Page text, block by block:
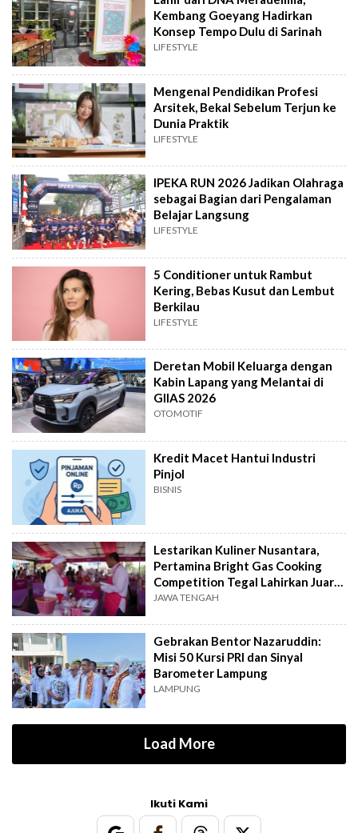
Kembang Goeyang Hadirkan
Konsep Tempo Dulu di Sarinah
LIFESTYLE
Mengenal Pendidikan Profesi
Arsitek, Bekal Sebelum Terjun ke
Dunia Praktik
LIFESTYLE
IPEKA RUN 2026 Jadikan Olahraga
sebagai Bagian dari Pengalaman
Belajar Langsung
LIFESTYLE
5 Conditioner untuk Rambut
Kering, Bebas Kusut dan Lembut
Berkilau
LIFESTYLE
Deretan Mobil Keluarga dengan
Kabin Lapang yang Melantai di
GIIAS 2026
OTOMOTIF
Kredit Macet Hantui Industri
Pinjol
BISNIS
Lestarikan Kuliner Nusantara,
Pertamina Bright Gas Cooking
Competition Tegal Lahirkan Juara
Baru
JAWA TENGAH
Gebrakan Bentor Nazaruddin:
Misi 50 Kursi PRI dan Sinyal
Barometer Lampung
LAMPUNG
Load More
Ikuti Kami